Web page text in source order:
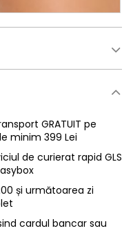
GRATUIT pe
minim 399 Lei
de curierat rapid GLS
și următoarea zi
cardul bancar sau